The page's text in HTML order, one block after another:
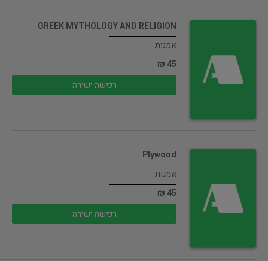
GREEK MYTHOLOGY AND RELIGION
אמנות
45 ₪
רכישה ישירה
Plywood
אמנות
45 ₪
רכישה ישירה